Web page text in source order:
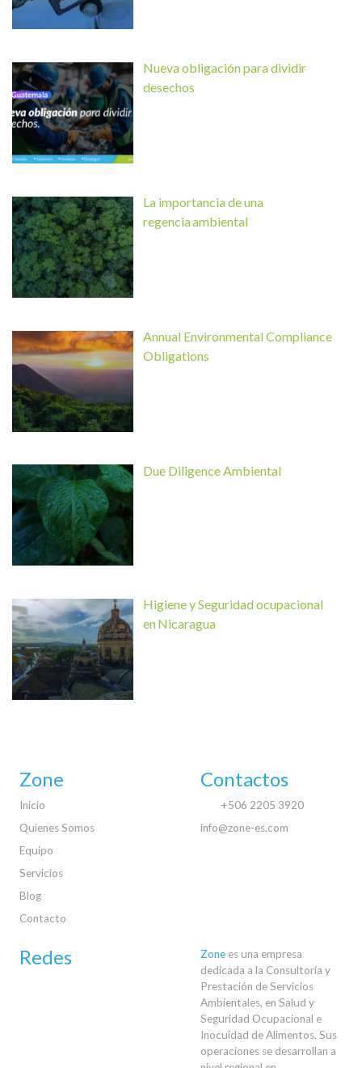
Nueva obligación para dividir
desechos
La importancia de una
regencia ambiental
Annual Environmental Compliance
Obligations
Due Diligence Ambiental
Higiene y Seguridad ocupacional
en Nicaragua
Zone
Inicio
Quienes Somos
Equipo
Servicios
Blog
Contacto
Contactos
+506 2205 3920
info@zone-es.com
Redes Zone es una empresa
dedicada a la Consultoría y
Prestación de Servicios
Ambientales, en Salud y
Seguridad Ocupacional e
Inocuidad de Alimentos. Sus
operaciones se desarrollan a